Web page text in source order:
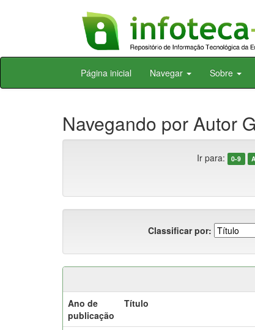
Skip
Página inicial Navegar Sobre
Navegando por Autor
Ir para: 0-9 A
Classificar por:
Ano de
publicação
Título